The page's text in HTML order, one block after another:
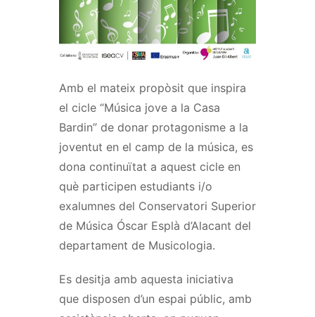
Amb el mateix propòsit que inspira
el cicle “Música jove a la Casa
Bardin” de donar protagonisme a la
joventut en el camp de la música, es
dona continuïtat a aquest cicle en
què participen estudiants i/o
exalumnes del Conservatori Superior
de Música Óscar Esplà d’Alacant del
departament de Musicologia.
Es desitja amb aquesta iniciativa
que disposen d’un espai públic, amb